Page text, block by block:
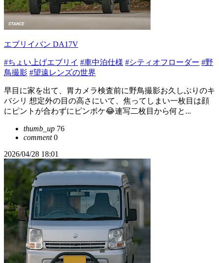
エブリイバン DA17V
#ちょい上げエブリイ #車中泊仕様 #シティオフローダー #野
鳥撮影 #望遠レンズの世界
早目に家を出て、胃カメラ検査前に野鳥撮影お久しぶりのキ
バシリ 想定外の目の高さにいて、焦ってしまい一枚目は顔
にピントが合わずにピンボケ😂連写二枚目から何と...
thumb_up 76
comment0
2026/04/28 18:01